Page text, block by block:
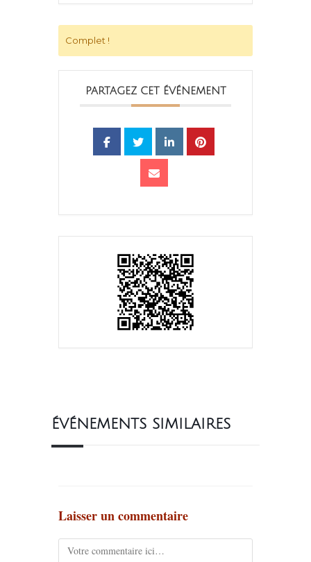
Complet !
PARTAGEZ CET ÉVÉNEMENT
ÉVÉNEMENTS SIMILAIRES
Laisser un commentaire